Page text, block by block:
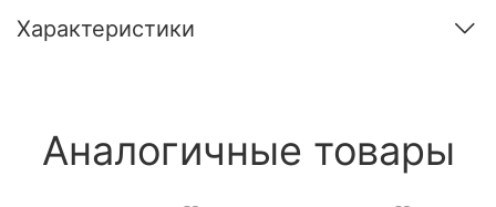
Характеристики
Аналогичные товары